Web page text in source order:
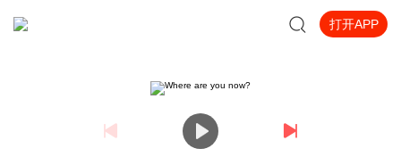
打开APP